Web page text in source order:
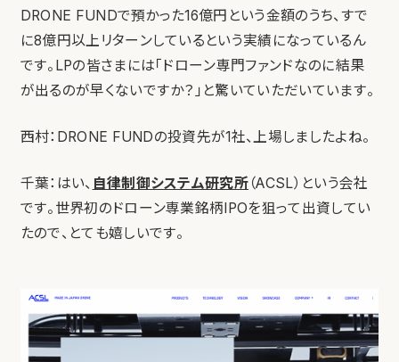
DRONE FUNDで預かった16億円という金額のうち、すで
に8億円以上リターンしているという実績になっているん
です。LPの皆さまには「ドローン専門ファンドなのに結果
が出るのが早くないですか？」と驚いていただいています。
西村：DRONE FUNDの投資先が1社、上場しましたよね。
千葉：はい、 自律制御システム研究所 （ACSL）という会社
です。世界初のドローン専業銘柄IPOを狙って出資してい
たので、とても嬉しいです。